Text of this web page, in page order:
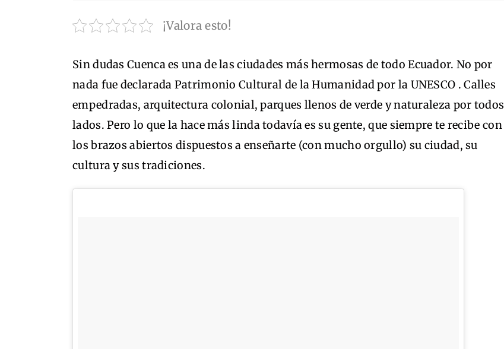
¡Valora esto!
Sin dudas Cuenca es una de las ciudades más hermosas de todo Ecuador. No por
nada fue declarada Patrimonio Cultural de la Humanidad por la UNESCO . Calles
empedradas, arquitectura colonial, parques llenos de verde y naturaleza por todos
lados. Pero lo que la hace más linda todavía es su gente, que siempre te recibe con
los brazos abiertos dispuestos a enseñarte (con mucho orgullo) su ciudad, su
cultura y sus tradiciones.